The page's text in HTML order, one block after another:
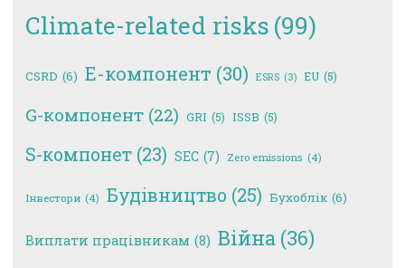
Climate-related risks (99)
CSRD (6) E-компонент (30) ESRS (3) EU (5)
G-компонент (22) GRI (5) ISSB (5)
S-компонет (23) SEC (7) Zero emissions (4)
Інвестори (4) Будівництво (25) Бухоблік (6)
Виплати працівникам (8) Війна (36)